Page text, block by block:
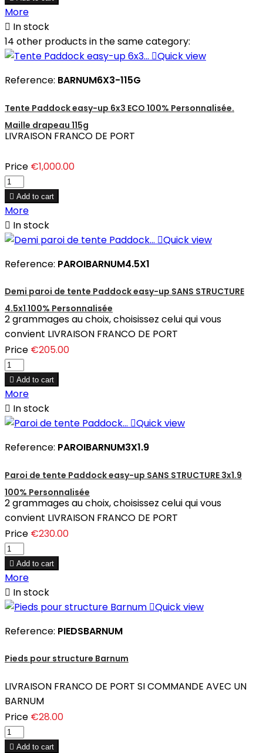
More
 In stock
14 other products in the same category:
Quick view
Reference: BARNUM6X3-115G
Tente Paddock easy-up 6x3 ECO 100% Personnalisée.
Maille drapeau 115g
LIVRAISON FRANCO DE PORT
Price €1,000.00
 Add to cart
More
 In stock
Quick view
Reference: PAROIBARNUM4.5X1
Demi paroi de tente Paddock easy-up SANS STRUCTURE
4.5x1 100% Personnalisée
2 grammages au choix, choisissez celui qui vous
convient LIVRAISON FRANCO DE PORT
Price €205.00
 Add to cart
More
 In stock
Quick view
Reference: PAROIBARNUM3X1.9
Paroi de tente Paddock easy-up SANS STRUCTURE 3x1.9
100% Personnalisée
2 grammages au choix, choisissez celui qui vous
convient LIVRAISON FRANCO DE PORT
Price €230.00
 Add to cart
More
 In stock
Quick view
Reference: PIEDSBARNUM
Pieds pour structure Barnum
LIVRAISON FRANCO DE PORT SI COMMANDE AVEC UN
BARNUM
Price €28.00
 Add to cart